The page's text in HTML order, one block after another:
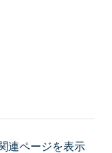
連ページを表示